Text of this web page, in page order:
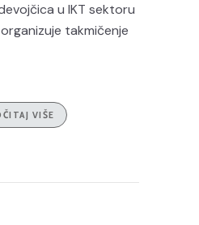
u IKT sektoru
takmičenje
VIŠE